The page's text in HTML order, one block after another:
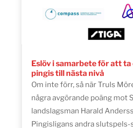
Eslöv i samarbete för att
pingis till nästa nivå
Om inte förr, så när Truls
några avgörande poäng mot
landslagsman Harald
Pingisligans andra slutspels-